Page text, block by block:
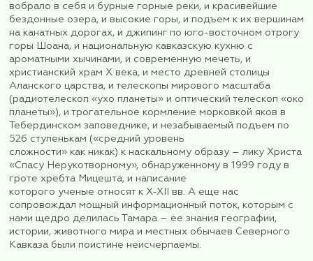
тура. Однако каким-то непостижимым образом
сопровождающим в рабочем порядке так
перекомпоновать программу, что ни один из
программе объектов в итоге не был упущен.
некоторые объекты пятого дня мы осмотрели в
в результате чего перед вылетом мы увидели в
и прекрасную соборную мечеть Абу Ханифы, и
Храм-путешественник.
Я бы даже сказала, что программу мы
стараниями Лилии. «Колесо обозрения
посмотреть на Черкесск с колеса обозрения!»
она, и мы дружненько практически в полном
(группа у нас была 12 человек) побежали за ней